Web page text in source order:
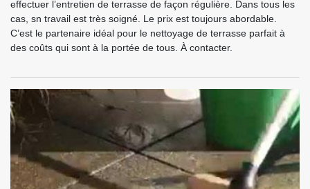
effectuer l’entretien de terrasse de façon régulière. Dans tous les
cas, sn travail est très soigné. Le prix est toujours abordable.
C’est le partenaire idéal pour le nettoyage de terrasse parfait à
des coûts qui sont à la portée de tous. À contacter.